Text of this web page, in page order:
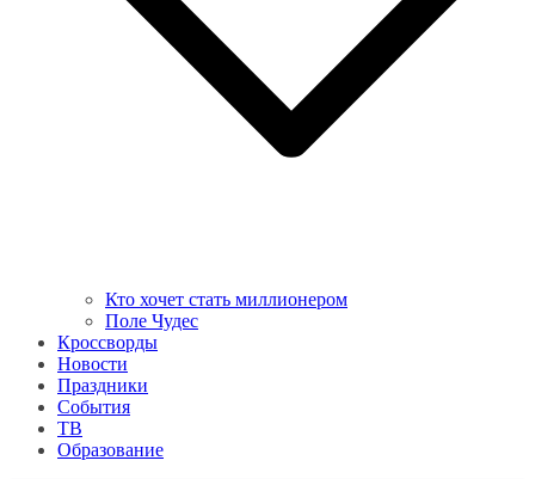
Кто хочет стать миллионером
Поле Чудес
Кроссворды
Новости
Праздники
События
ТВ
Образование